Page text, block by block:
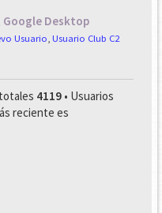
Google Desktop
Usuario Usuario Club C2
4119 • Usuarios
reciente es